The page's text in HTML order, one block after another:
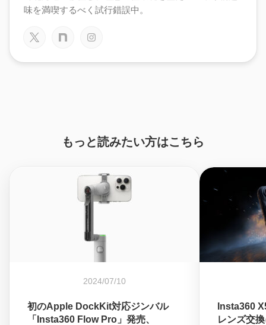
味を満喫するべく試行錯誤中。
もっと読みたい方はこちら
2024/07/10
初のApple DockKit対応ジンバル
「Insta360 Flow Pro」発売、
Insta360
レンズ交